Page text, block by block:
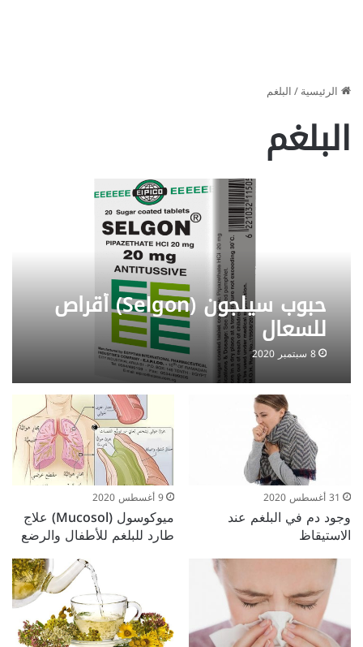
الرئيسية/البلغم
البلغم
حبوب سيلجون (Selgon) أقراص
للسعال
8 سبتمبر 2020
31 أغسطس 2020
وجود دم في البلغم عند
الاستيقاظ
9 أغسطس 2020
ميوكوسول (Mucosol) علاج
طارد للبلغم للأطفال والرضع